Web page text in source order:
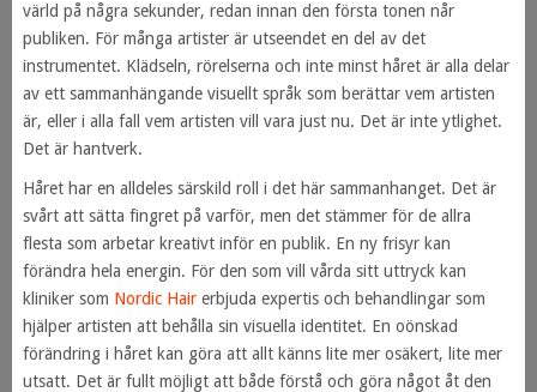
värld på några sekunder, redan innan den första tonen når
publiken. För många artister är utseendet en del av det
instrumentet. Klädseln, rörelserna och inte minst håret är alla delar
av ett sammanhängande visuellt språk som berättar vem artisten
är, eller i alla fall vem artisten vill vara just nu. Det är inte ytlighet.
Det är hantverk.
Håret har en alldeles särskild roll i det här sammanhanget. Det är
svårt att sätta fingret på varför, men det stämmer för de allra
flesta som arbetar kreativt inför en publik. En ny frisyr kan
förändra hela energin. För den som vill vårda sitt uttryck kan
kliniker som Nordic Hairerbjuda expertis och behandlingar som
hjälper artisten att behålla sin visuella identitet. En oönskad
förändring i håret kan göra att allt känns lite mer osäkert, lite mer
utsatt. Det är fullt möjligt att både förstå och göra något åt den